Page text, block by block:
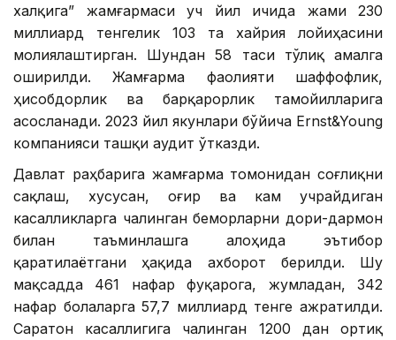
халқига” жамғармаси уч йил ичида жами 230
миллиард тенгелик 103 та хайрия лойиҳасини
молиялаштирган. Шундан 58 таси тўлиқ амалга
оширилди. Жамғарма фаолияти шаффофлик,
ҳисобдорлик ва барқарорлик тамойилларига
асосланади. 2023 йил якунлари бўйича Ernst&Young
компанияси ташқи аудит ўтказди.
Давлат раҳбарига жамғарма томонидан соғлиқни
сақлаш, хусусан, оғир ва кам учрайдиган
касалликларга чалинган беморларни дори-дармон
билан таъминлашга алоҳида эътибор
қаратилаётгани ҳақида ахборот берилди. Шу
мақсадда 461 нафар фуқарога, жумладан, 342
нафар болаларга 57,7 миллиард тенге ажратилди.
Саратон касаллигига чалинган 1200 дан ортиқ